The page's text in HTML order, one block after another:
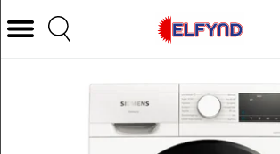
Välj Kategori
Hem och Hushåll